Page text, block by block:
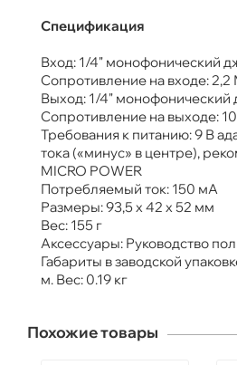
Спецификация
Вход: 1/4" монофонический
Сопротивление на входе:
Выход: 1/4" монофонический
Сопротивление на выходе:
Требования к питанию: 9 В
тока («минус» в центре),
MICRO POWER
Потребляемый ток: 150 мА
Размеры: 93,5 х 42 х 52 мм
Вес: 155 г
Аксессуары: Руководство
Габариты в заводской
м. Вес: 0.19 кг
Похожие товары